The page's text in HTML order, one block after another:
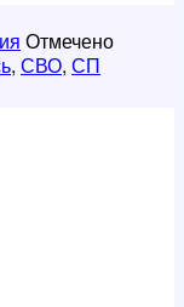
Отмечено
, СВО, СП